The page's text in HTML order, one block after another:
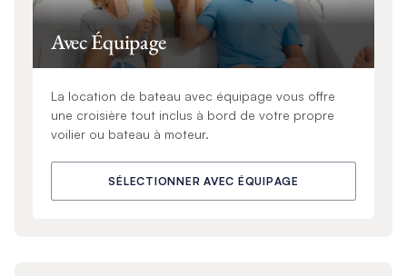
Avec Équipage
La location de bateau avec équipage vous offre
une croisière tout inclus à bord de votre propre
voilier ou bateau à moteur.
SÉLECTIONNER AVEC ÉQUIPAGE